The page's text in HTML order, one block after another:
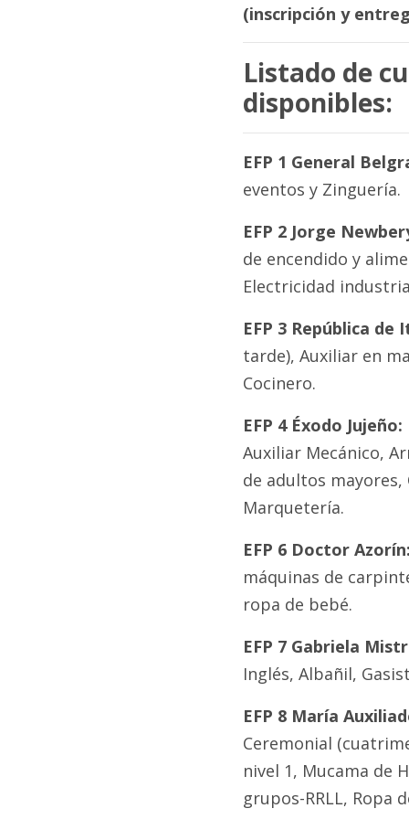
(inscripción y
Listado de
disponibles:
EFP 1 General
eventos y Zinguería.
EFP 2 Jorge
de encendido y
Electricidad
EFP 3 República de
tarde), Auxiliar en
Cocinero.
EFP 4 Éxodo Jujeño:
Auxiliar Mecánico,
de adultos
Marquetería.
EFP 6 Doctor
máquinas de
ropa de bebé.
EFP 7 Gabriela
Inglés, Albañil,
EFP 8 María
Ceremonial
nivel 1, Mucama de
grupos-RRLL, Ropa